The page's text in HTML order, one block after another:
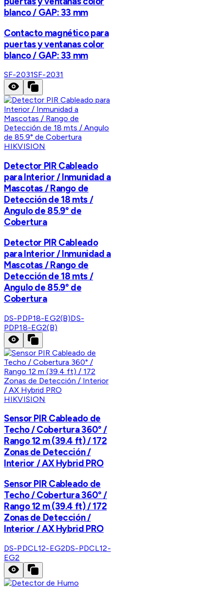
blanco / GAP: 33 mm
Contacto magnético para
puertas y ventanas color
blanco / GAP: 33 mm
SF-2031SF-2031
HIKVISION
Detector PIR Cableado
para Interior / Inmunidad a
Mascotas / Rango de
Detección de 18 mts /
Angulo de 85.9° de
Cobertura
Detector PIR Cableado
para Interior / Inmunidad a
Mascotas / Rango de
Detección de 18 mts /
Angulo de 85.9° de
Cobertura
DS-PDP18-EG2(B)DS-
PDP18-EG2(B)
HIKVISION
Sensor PIR Cableado de
Techo / Cobertura 360° /
Rango 12 m (39.4 ft) / 172
Zonas de Detección /
Interior / AX Hybrid PRO
Sensor PIR Cableado de
Techo / Cobertura 360° /
Rango 12 m (39.4 ft) / 172
Zonas de Detección /
Interior / AX Hybrid PRO
DS-PDCL12-EG2DS-PDCL12-
EG2